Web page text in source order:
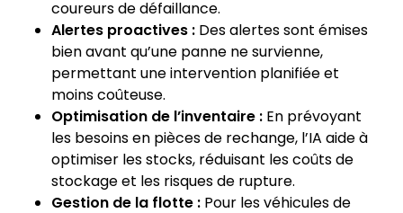
coureurs de défaillance.
Alertes proactives :Des alertes sont émises
bien avant qu’une panne ne survienne,
permettant une intervention planifiée et
moins coûteuse.
Optimisation de l’inventaire :En prévoyant
les besoins en pièces de rechange, l’IA aide à
optimiser les stocks, réduisant les coûts de
stockage et les risques de rupture.
Gestion de la flotte :Pour les véhicules de